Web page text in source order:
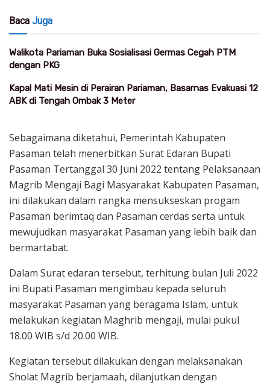
Baca Juga
Walikota Pariaman Buka Sosialisasi Germas Cegah PTM
dengan PKG
Kapal Mati Mesin di Perairan Pariaman, Basarnas Evakuasi 12
ABK di Tengah Ombak 3 Meter
Sebagaimana diketahui, Pemerintah Kabupaten
Pasaman telah menerbitkan Surat Edaran Bupati
Pasaman Tertanggal 30 Juni 2022 tentang Pelaksanaan
Magrib Mengaji Bagi Masyarakat Kabupaten Pasaman,
ini dilakukan dalam rangka mensukseskan progam
Pasaman berimtaq dan Pasaman cerdas serta untuk
mewujudkan masyarakat Pasaman yang lebih baik dan
bermartabat.
Dalam Surat edaran tersebut, terhitung bulan Juli 2022
ini Bupati Pasaman mengimbau kepada seluruh
masyarakat Pasaman yang beragama Islam, untuk
melakukan kegiatan Maghrib mengaji, mulai pukul
18.00 WIB s/d 20.00 WIB.
Kegiatan tersebut dilakukan dengan melaksanakan
Sholat Magrib berjamaah, dilanjutkan dengan